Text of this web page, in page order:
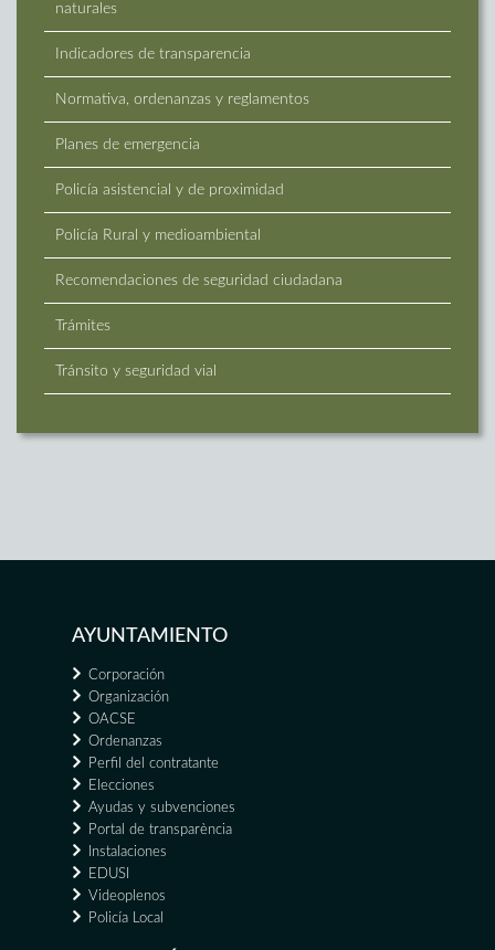
naturales
Indicadores de transparencia
Normativa, ordenanzas y reglamentos
Planes de emergencia
Policía asistencial y de proximidad
Policía Rural y medioambiental
Recomendaciones de seguridad ciudadana
Trámites
Tránsito y seguridad vial
AYUNTAMIENTO
Corporación
Organización
OACSE
Ordenanzas
Perfil del contratante
Elecciones
Ayudas y subvenciones
Portal de transparència
Instalaciones
EDUSI
Videoplenos
Policía Local